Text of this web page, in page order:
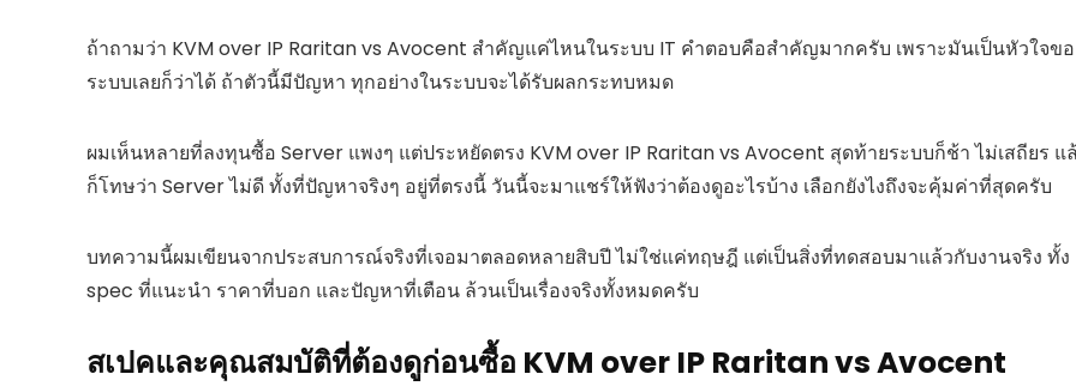
ถ้าถามว่า KVM over IP Raritan vs Avocent สำคัญแค่ไหนในระบบ IT คำตอบคือสำคัญมากครับ เพราะมันเป็นหัวใจข
ระบบเลยก็ว่าได้ ถ้าตัวนี้มีปัญหา ทุกอย่างในระบบจะได้รับผลกระทบหมด
ผมเห็นหลายที่ลงทุนซื้อ Server แพงๆ แต่ประหยัดตรง KVM over IP Raritan vs Avocent สุดท้ายระบบก็ช้า ไม่เสถียร แ
ก็โทษว่า Server ไม่ดี ทั้งที่ปัญหาจริงๆ อยู่ที่ตรงนี้ วันนี้จะมาแชร์ให้ฟังว่าต้องดูอะไรบ้าง เลือกยังไงถึงจะคุ้มค่าที่สุดครับ
บทความนี้ผมเขียนจากประสบการณ์จริงที่เจอมาตลอดหลายสิบปี ไม่ใช่แค่ทฤษฎี แต่เป็นสิ่งที่ทดสอบมาแล้วกับงานจริง ทั้ง
spec ที่แนะนำ ราคาที่บอก และปัญหาที่เตือน ล้วนเป็นเรื่องจริงทั้งหมดครับ
สเปคและคุณสมบัติที่ต้องดูก่อนซื้อ KVM over IP Raritan vs Avocent